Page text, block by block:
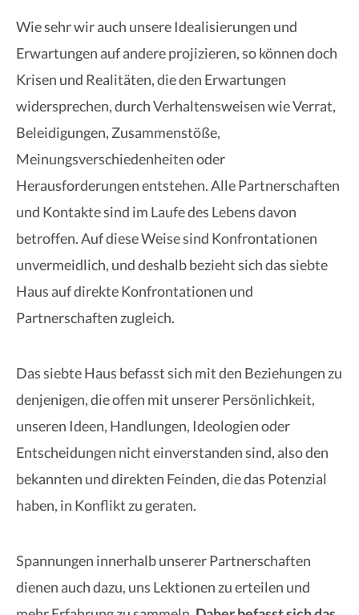
Wie sehr wir auch unsere Idealisierungen und
Erwartungen auf andere projizieren, so können doch
Krisen und Realitäten, die den Erwartungen
widersprechen, durch Verhaltensweisen wie Verrat,
Beleidigungen, Zusammenstöße,
Meinungsverschiedenheiten oder
Herausforderungen entstehen. Alle Partnerschaften
und Kontakte sind im Laufe des Lebens davon
betroffen. Auf diese Weise sind Konfrontationen
unvermeidlich, und deshalb bezieht sich das siebte
Haus auf direkte Konfrontationen und
Partnerschaften zugleich.
Das siebte Haus befasst sich mit den Beziehungen zu
denjenigen, die offen mit unserer Persönlichkeit,
unseren Ideen, Handlungen, Ideologien oder
Entscheidungen nicht einverstanden sind, also den
bekannten und direkten Feinden, die das Potenzial
haben, in Konflikt zu geraten.
Spannungen innerhalb unserer Partnerschaften
dienen auch dazu, uns Lektionen zu erteilen und